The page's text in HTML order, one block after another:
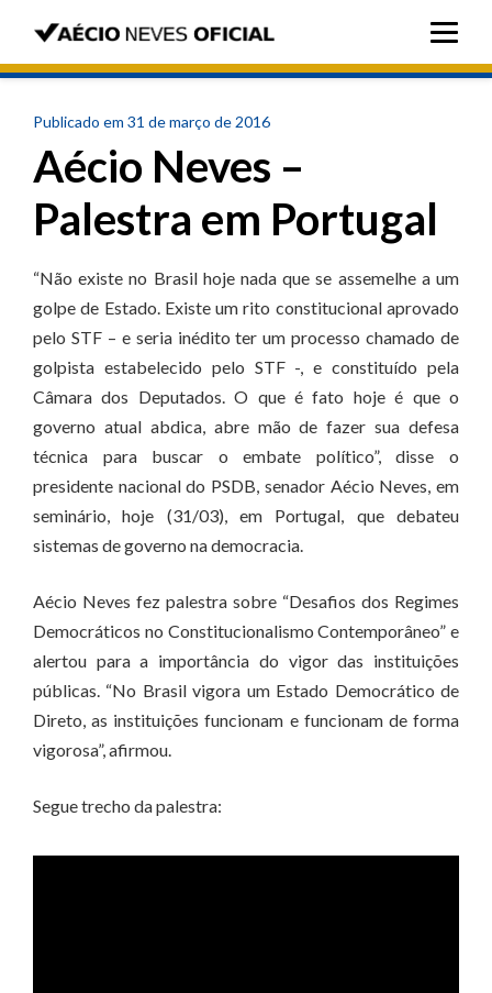
Publicado em 31 de março de 2016
Aécio Neves –
Palestra em Portugal
“Não existe no Brasil hoje nada que se assemelhe a um
golpe de Estado. Existe um rito constitucional aprovado
pelo STF – e seria inédito ter um processo chamado de
golpista estabelecido pelo STF -, e constituído pela
Câmara dos Deputados. O que é fato hoje é que o
governo atual abdica, abre mão de fazer sua defesa
técnica para buscar o embate político”, disse o
presidente nacional do PSDB, senador Aécio Neves, em
seminário, hoje (31/03), em Portugal, que debateu
sistemas de governo na democracia.
Aécio Neves fez palestra sobre “Desafios dos Regimes
Democráticos no Constitucionalismo Contemporâneo” e
alertou para a importância do vigor das instituições
públicas. “No Brasil vigora um Estado Democrático de
Direto, as instituições funcionam e funcionam de forma
vigorosa”, afirmou.
Segue trecho da palestra: